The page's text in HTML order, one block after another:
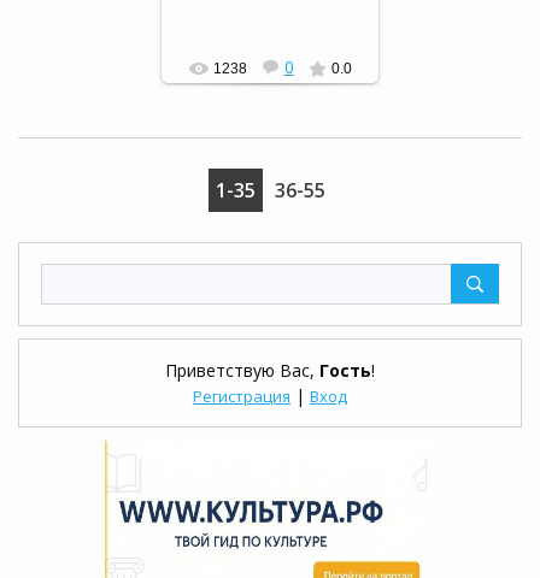
Приветствую Вас, Гость!
Регистрация | Вход
1238 0 0.0
1-35 36-55